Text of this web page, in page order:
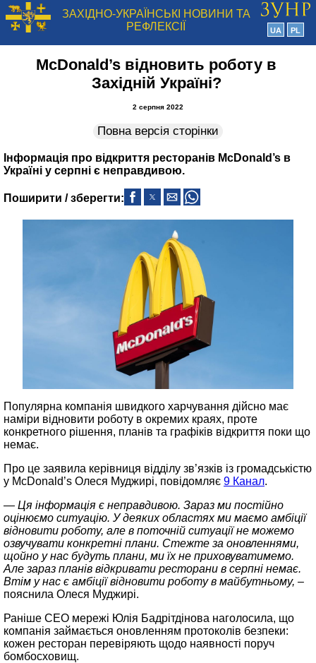
ЗАХІДНО-УКРАЇНСЬКІ НОВИНИ ТА
РЕФЛЕКСІЇ
UA PL
McDonald’s відновить роботу в
Західній Україні?
2 серпня 2022
Повна версія сторінки
Інформація про відкриття ресторанів McDonald’s в
Україні у серпні є неправдивою.
Поширити / зберегти:
Популярна компанія швидкого харчування дійсно має
наміри відновити роботу в окремих краях, проте
конкретного рішення, планів та графіків відкриття поки що
немає.
Про це заявила керівниця відділу зв’язків із громадськістю
у McDonald’s Олеся Муджирі, повідомляє 9 Канал.
— Ця інформація є неправдивою. Зараз ми постійно
оцінюємо ситуацію. У деяких областях ми маємо амбіції
відновити роботу, але в поточній ситуації не можемо
озвучувати конкретні плани. Стежте за оновленнями,
щойно у нас будуть плани, ми їх не приховуватимемо.
Але зараз планів відкривати ресторани в серпні немає.
Втім у нас є амбіції відновити роботу в майбутньому, –
пояснила Олеся Муджирі.
Раніше СЕО мережі Юлія Бадрітдінова наголосила, що
компанія займається оновленням протоколів безпеки:
кожен ресторан перевіряють щодо наявності поруч
бомбосховищ.